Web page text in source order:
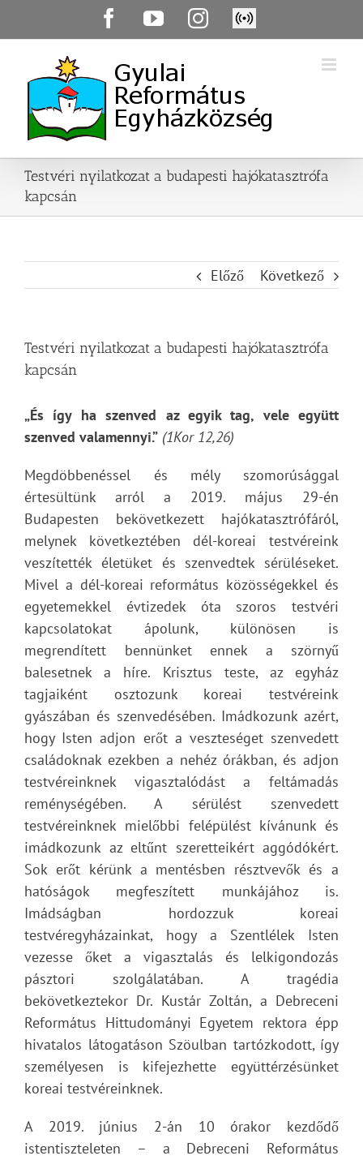
FacebookYouTubeInstagram
Élő
közvetítés
Testvéri nyilatkozat a budapesti hajókatasztrófa
kapcsán
Előző Következő
Testvéri nyilatkozat a budapesti hajókatasztrófa
kapcsán
„És így ha szenved az egyik tag, vele együtt
szenved valamennyi.” (1Kor 12,26)
Megdöbbenéssel és mély szomorúsággal
értesültünk arról a 2019. május 29-én
Budapesten bekövetkezett hajókatasztrófáról,
melynek következtében dél-koreai testvéreink
veszítették életüket és szenvedtek sérüléseket.
Mivel a dél-koreai református közösségekkel és
egyetemekkel évtizedek óta szoros testvéri
kapcsolatokat ápolunk, különösen is
megrendített bennünket ennek a szörnyű
balesetnek a híre. Krisztus teste, az egyház
tagjaiként osztozunk koreai testvéreink
gyászában és szenvedésében. Imádkozunk azért,
hogy Isten adjon erőt a veszteséget szenvedett
családoknak ezekben a nehéz órákban, és adjon
testvéreinknek vigasztalódást a feltámadás
reménységében. A sérülést szenvedett
testvéreinknek mielőbbi felépülést kívánunk és
imádkozunk az eltűnt szeretteikért aggódókért.
Sok erőt kérünk a mentésben résztvevők és a
hatóságok megfeszített munkájához is.
Imádságban hordozzuk koreai
testvéregyházainkat, hogy a Szentlélek Isten
vezesse őket a vigasztalás és lelkigondozás
pásztori szolgálatában. A tragédia
bekövetkeztekor Dr. Kustár Zoltán, a Debreceni
Református Hittudományi Egyetem rektora épp
hivatalos látogatáson Szöulban tartózkodott, így
személyesen is kifejezhette együttérzésünket
koreai testvéreinknek.
A 2019. június 2-án 10 órakor kezdődő
istentiszteleten – a Debreceni Református